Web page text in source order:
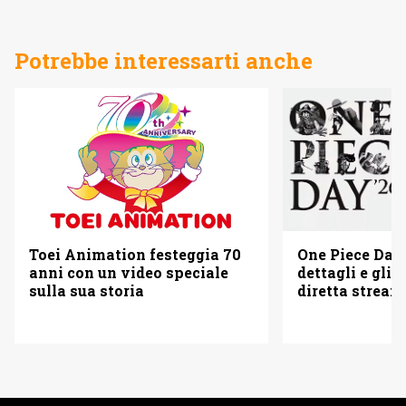
Potrebbe interessarti anche
Toei Animation festeggia 70
anni con un video speciale
sulla sua storia
One Piece
dettagli e gli
diretta